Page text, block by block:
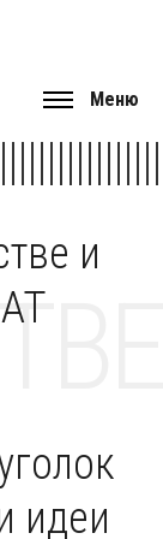
Меню
и
идеи